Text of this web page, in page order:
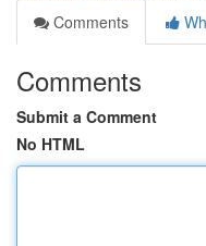
Comments
Comments
Submit a Comment
No HTML